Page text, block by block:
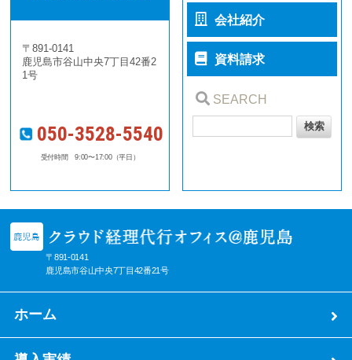
〒891-0141
鹿児島市谷山中央7丁目42番2
1号
050-3528-5540
受付時間 9:00〜17:00（平日）
会社紹介
資料請求
SEARCH
〒891-0141
鹿児島市谷山中央7丁目42番21号
ホーム